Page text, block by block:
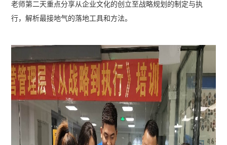
老师第二天重点分享从企业文化的创立至战略规划的制定与执
行，解析最接地气的落地工具和方法。